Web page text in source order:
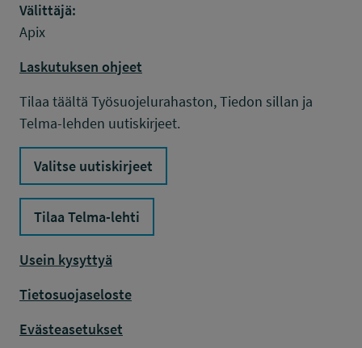
Välittäjä:
Apix
Laskutuksen ohjeet
Tilaa täältä Työsuojelurahaston, Tiedon sillan ja
Telma-lehden uutiskirjeet.
Valitse uutiskirjeet
Tilaa Telma-lehti
Usein kysyttyä
Tietosuojaseloste
Evästeasetukset